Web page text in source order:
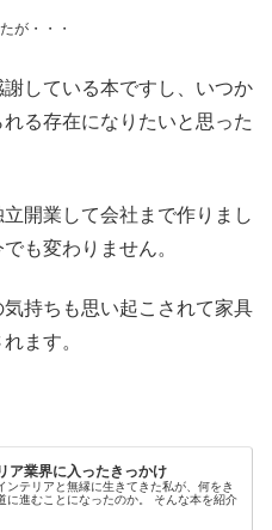
が・・・
している本ですし、いつか
る存在になりたいと思った
開業して会社まで作りまし
も変わりません。
持ちも思い起こされて家具
ます。
ア業界に入ったきっかけ
ンテリアと無縁に生きてきた私が、何をき
に進むことになったのか。 そんな本を紹介